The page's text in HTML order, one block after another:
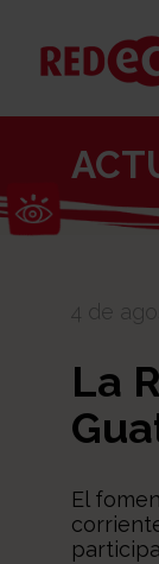
Abrir barra de
4 de
La
El